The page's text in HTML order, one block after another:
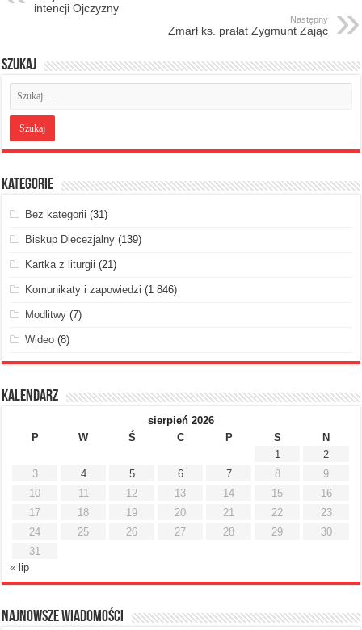
intencji Ojczyzny
Następny
Zmarł ks. prałat Zygmunt Zając
Szukaj
Kategorie
Bez kategorii (31)
Biskup Diecezjalny (139)
Kartka z liturgii (21)
Komunikaty i zapowiedzi (1 846)
Modlitwy (7)
Wideo (8)
Kalendarz
sierpień 2026
P
W Ś C P S
N
1
2
3
4 5 6 7 8
9
10
11 12 13 14 15
16
17
18 19 20 21 22
23
24
25 26 27 28 29
30
31
« lip
Najnowsze Wiadomości